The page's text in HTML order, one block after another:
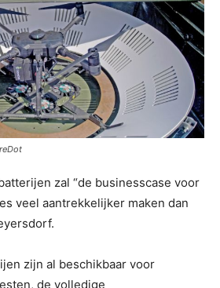
zal “de businesscase voor
veel aantrekkelijker maken dan
zijn al beschikbaar voor
de volledige